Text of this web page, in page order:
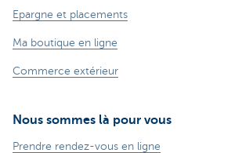
Epargne et placements
Ma boutique en ligne
Commerce extérieur
Nous sommes là pour vous
Prendre rendez-vous en ligne